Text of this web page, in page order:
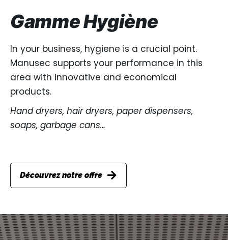
Gamme Hygiène
In your business, hygiene is a crucial point.
Manusec supports your performance in this
area with innovative and economical
products.
Hand dryers, hair dryers, paper dispensers,
soaps, garbage cans…
Découvrez notre offre